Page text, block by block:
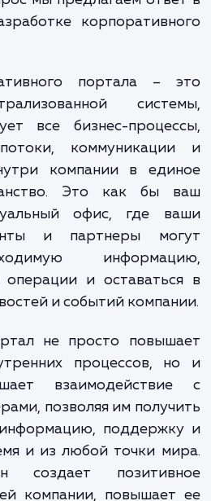
ресурсы,
таким образом, чтобы
мы предлагаем
портала –
потоки,
внутри компании в
Это как бы
и партнеры
и событий
не просто
процессов,